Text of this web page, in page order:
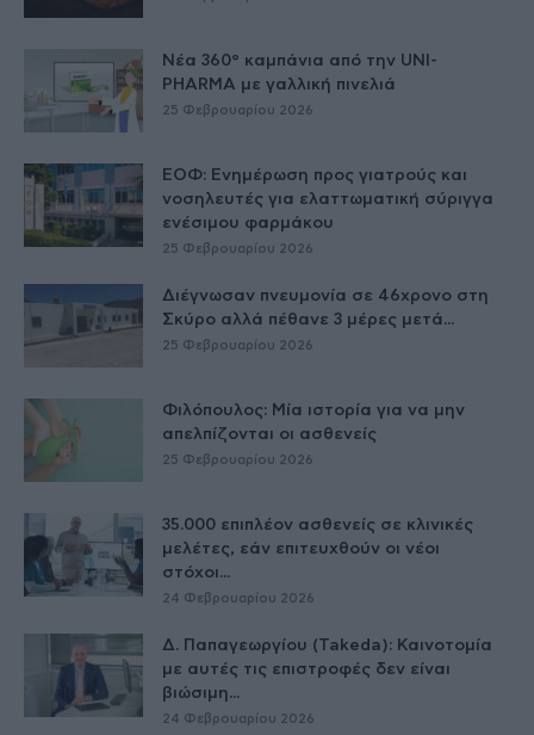
Νέα 360° καμπάνια από την UNI-
PHARMA με γαλλική πινελιά
25 Φεβρουαρίου 2026
ΕΟΦ: Ενημέρωση προς γιατρούς και
νοσηλευτές για ελαττωματική σύριγγα
ενέσιμου φαρμάκου
25 Φεβρουαρίου 2026
Διέγνωσαν πνευμονία σε 46χρονο στη
Σκύρο αλλά πέθανε 3 μέρες μετά...
25 Φεβρουαρίου 2026
Φιλόπουλος: Μία ιστορία για να μην
απελπίζονται οι ασθενείς
25 Φεβρουαρίου 2026
35.000 επιπλέον ασθενείς σε κλινικές
μελέτες, εάν επιτευχθούν οι νέοι
στόχοι...
24 Φεβρουαρίου 2026
Δ. Παπαγεωργίου (Takeda): Καινοτομία
με αυτές τις επιστροφές δεν είναι
βιώσιμη...
24 Φεβρουαρίου 2026